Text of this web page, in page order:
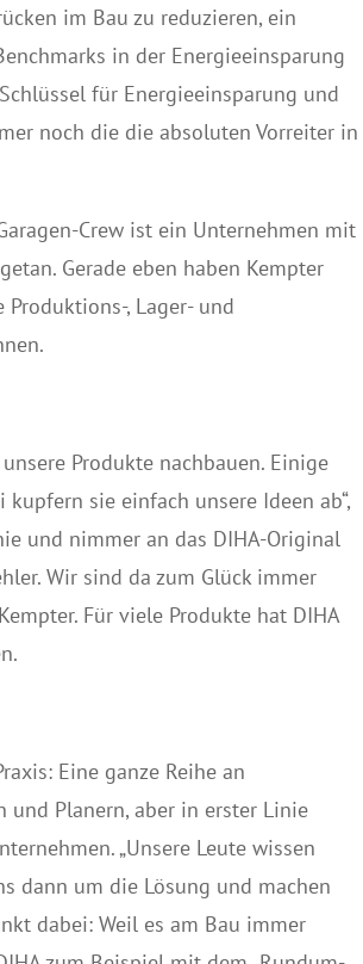
im Bau zu reduzieren, ein
in der Energieeinsparung
für Energieeinsparung und
noch die die absoluten Vorreiter in
Crew ist ein Unternehmen mit
Gerade eben haben Kempter
, Lager- und
Produkte nachbauen. Einige
sie einfach unsere Ideen ab“,
und nimmer an das DIHA-Original
Wir sind da zum Glück immer
Für viele Produkte hat DIHA
Eine ganze Reihe an
und Planern, aber in erster Linie
„Unsere Leute wissen
dann um die Lösung und machen
dabei: Weil es am Bau immer